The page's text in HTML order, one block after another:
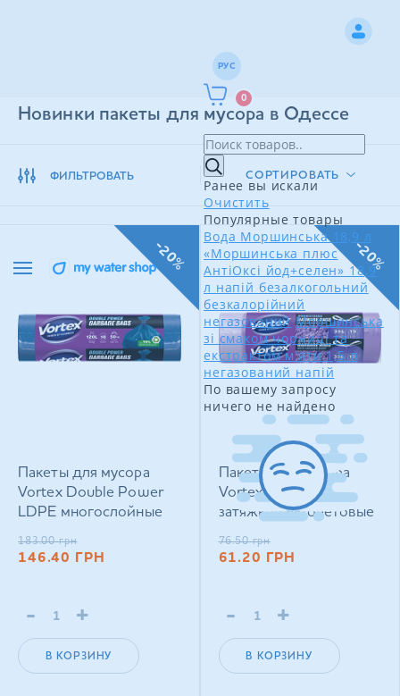
РУС
0
Ранее вы искали
Очистить
Популярные товары
Вода Моршинська 18,9 л
«Моршинська плюс
АнтіОксі йод+селен» 18,9
л напій безалкогольний
безкалорійний
негазований Моршинська
зі смаком чорниці та
екстрактом м'яти 1,5 л
негазований напій
По вашему запросу
ничего не найдено
Новинки пакеты для мусора в Одессе
ФИЛЬТРОВАТЬ СОРТИРОВАТЬ
Пакеты для мусора
Vortex Double Power
LDPE многослойные
183.00 грн
146.40 ГРН
- +
В КОРЗИНУ
-20%
Пакеты для мусора
Vortex HDPE с
затяжкой фиолетовые
л х 15 шт
76.50 грн
61.20 ГРН
- +
В КОРЗИНУ
-20%